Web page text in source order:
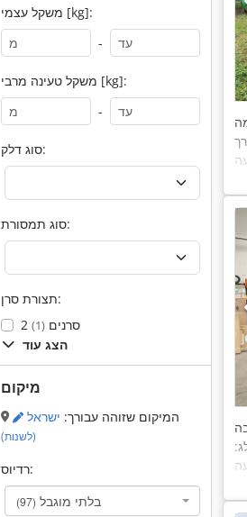
משקל עצמי [kg]:
-
משקל טעינה מרבי [kg]:
-
סוג דלק:
סוג תמסורת:
תצורת סרן:
2 סרנים(1)
הצג עוד
מיקום
המיקום שזוהה עבורך: ישראל
(לשנות)
רדיוס:
בלתי מוגבל (97)